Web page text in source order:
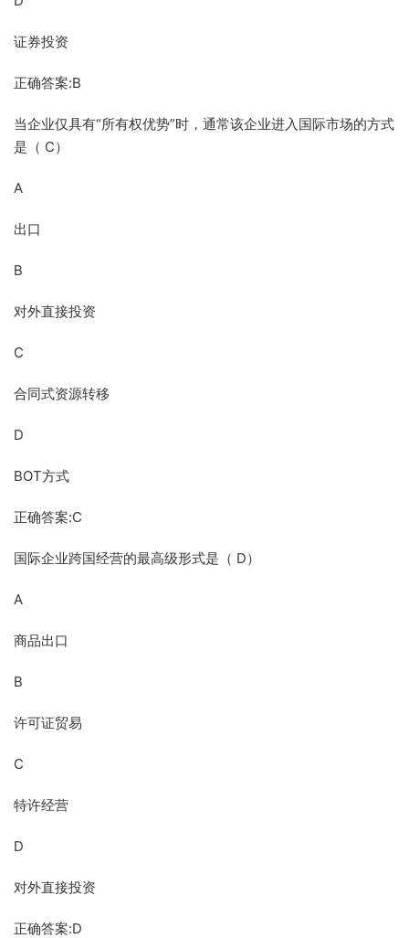
证券投资
正确答案:B
当企业仅具有“所有权优势”时，通常该企业进入国际市场的方式
是（ C）
A
出口
B
对外直接投资
C
合同式资源转移
D
BOT方式
正确答案:C
国际企业跨国经营的最高级形式是（ D）
A
商品出口
B
许可证贸易
C
特许经营
D
对外直接投资
正确答案:D